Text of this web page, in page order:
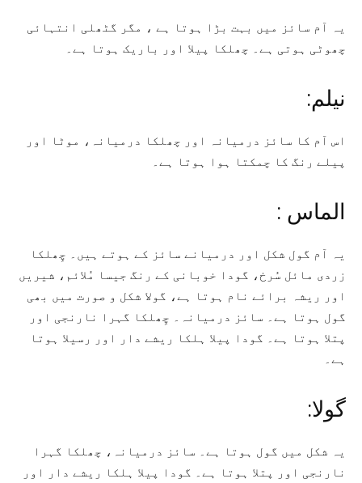
یہ آم سائز میں بہت بڑا ہوتا ہے ، مگر گٹھلی انتہائی
چھوٹی ہوتی ہے۔ چھلکا پیلا اور باریک ہوتا ہے۔
نیلم:
اس آم کا سائز درمیانہ اور چھلکا درمیانہ، موٹا اور
پیلے رنگ کا چمکتا ہوا ہوتا ہے۔
الماس :
یہ آم گول شکل اور درمیانے سائز کے ہوتے ہیں۔ چِھلکا
زردی مائل سُرخ، گودا خوبانی کے رنگ جیسا مُلائم، شیریں
اور ریشہ برائے نام ہوتا ہے، گولا شکل و صورت میں بھی
گول ہوتا ہے۔ سائز درمیانہ۔ چِھلکا گہرا نارنجی اور
پتلا ہوتا ہے۔ گودا پیلا ہلکا ریشے دار اور رسیلا ہوتا
ہے۔
گولا:
یہ شکل میں گول ہوتا ہے۔ سائز درمیانہ، چھلکا گہرا
نارنجی اور پتلا ہوتا ہے۔ گودا پیلا ہلکا ریشے دار اور